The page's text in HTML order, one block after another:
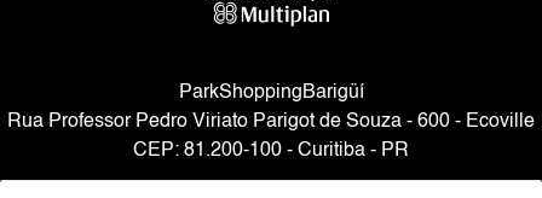
ParkShoppingBarigüí
Rua Professor Pedro Viriato Parigot de Souza - 600 - Ecoville
CEP: 81.200-100 - Curitiba - PR